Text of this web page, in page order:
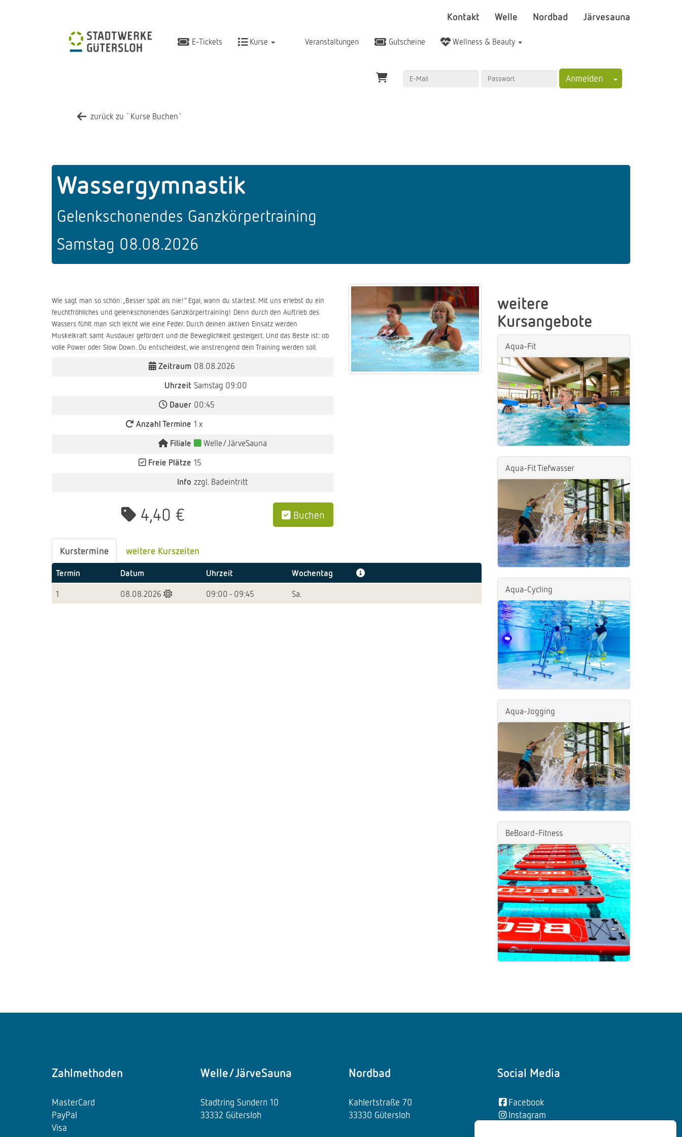
Kontakt Welle Nordbad Järvesauna
E-Tickets Kurse Veranstaltungen Gutscheine Wellness & Beauty
Anmelden Toggle Dropdown
zurück zu `Kurse Buchen`
Wassergymnastik
Gelenkschonendes Ganzkörpertraining
Samstag 08.08.2026
Wie sagt man so schön: „Besser spät als nie!“ Egal, wann du startest. Mit uns erlebst du ein
feuchtfröhliches und gelenkschonendes Ganzkörpertraining! Denn durch den Auftrieb des
Wassers fühlt man sich leicht wie eine Feder. Durch deinen aktiven Einsatz werden
Muskelkraft samt Ausdauer gefördert und die Beweglichkeit gesteigert. Und das Beste ist: ob
volle Power oder Slow Down. Du entscheidest, wie anstrengend dein Training werden soll.
Zeitraum 08.08.2026
Uhrzeit Samstag 09:00
Dauer 00:45
Anzahl Termine 1 x
Filiale
Welle/JärveSauna
Freie Plätze 15
Info zzgl. Badeintritt
4,40 € Buchen
Kurstermine weitere Kurszeiten
Termin Datum Uhrzeit
Wochentag
1
08.08.2026 09:00 - 09:45 Sa.
weitere
Kursangebote
Aqua-Fit
Aqua-Fit Tiefwasser
Aqua-Cycling
Aqua-Jogging
BeBoard-Fitness
Zahlmethoden
MasterCard
PayPal
Visa
Welle/JärveSauna
Stadtring Sundern 10
33332 Gütersloh
Nordbad
Kahlertstraße 70
33330 Gütersloh
Social Media
Facebook
Instagram